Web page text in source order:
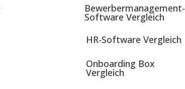
Bewerbermanagement-
Software Vergleich
HR-Software Vergleich
Onboarding Box
Vergleich